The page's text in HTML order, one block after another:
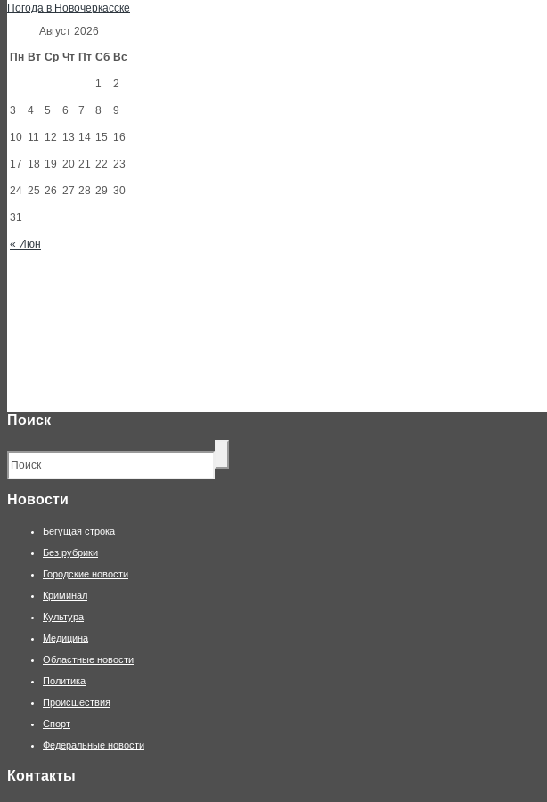
Погода в Новочеркасске
Август 2026
Пн Вт Ср Чт Пт Сб Вс
« Июн
1 2
3 4 5 6 7 8 9
10 11 12 13 14 15 16
17 18 19 20 21 22 23
24 25 26 27 28 29 30
31
Поиск
Новости
Бегущая строка
Без рубрики
Городские новости
Криминал
Культура
Медицина
Областные новости
Политика
Происшествия
Спорт
Федеральные новости
Контакты